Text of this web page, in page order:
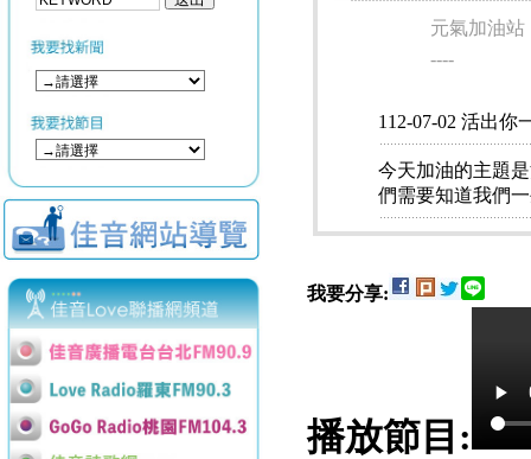
元氣加油站
----
112-07-02 活出你
今天加油的主題
們需要知道我們
我要分享:
播放節目: